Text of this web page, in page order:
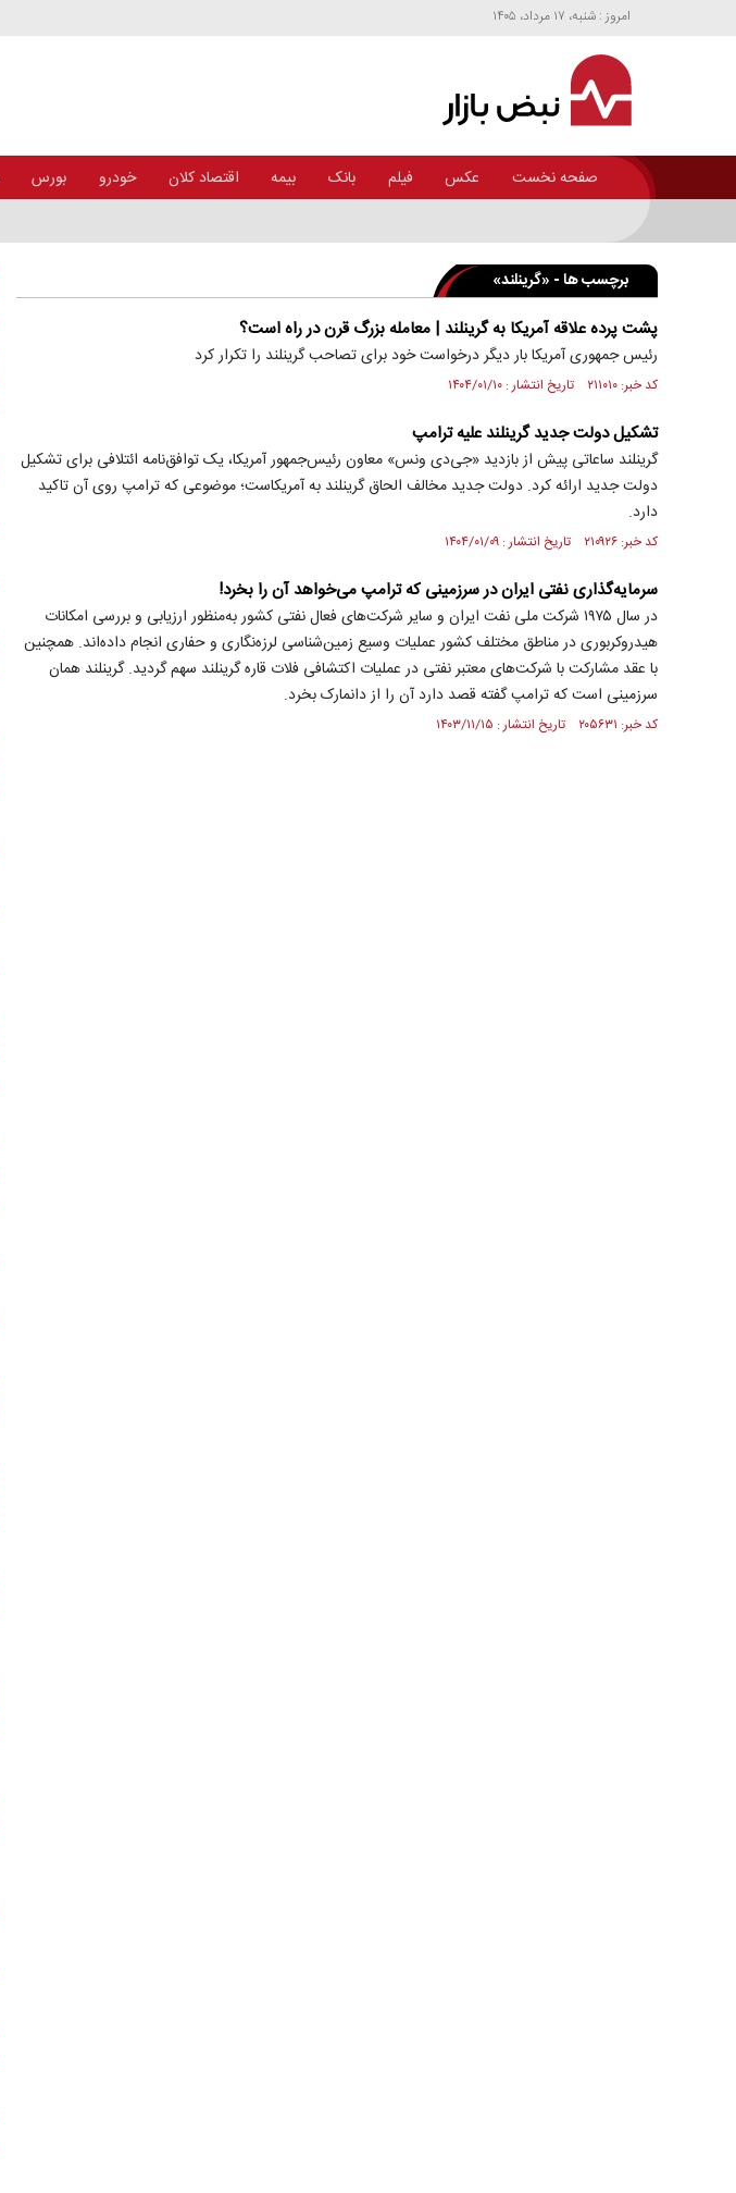
امروز : شنبه، ۱۷ مرداد، ۱۴۰۵
صفحه نخست عکس فیلم بانک بیمه اقتصاد کلان خودرو بورس
برچسب ها - «گرینلند»
پشت پرده علاقه آمریکا به گرینلند | معامله بزرگ قرن در راه است؟
رئیس جمهوری آمریکا بار دیگر درخواست خود برای تصاحب گرینلند را تکرار کرد
کد خبر: ۲۱۱۰۱۰ تاریخ انتشار : ۱۴۰۴/۰۱/۱۰
تشکیل دولت جدید گرینلند علیه ترامپ
گرینلند ساعاتی پیش از بازدید «جی‌دی ونس» معاون رئیس‌جمهور آمریکا، یک توافق‌نامه ائتلافی برای تشکیل
دولت جدید ارائه کرد. دولت جدید مخالف الحاق گرینلند به آمریکاست؛ موضوعی که ترامپ روی آن تاکید
دارد.
کد خبر: ۲۱۰۹۲۶ تاریخ انتشار : ۱۴۰۴/۰۱/۰۹
سرمایه‌گذاری نفتی ایران در سرزمینی که ترامپ می‌خواهد آن را بخرد!
در سال ۱۹۷۵ شرکت ملی نفت ایران و سایر شرکت‌های فعال نفتی کشور به‌منظور ارزیابی و بررسی امکانات
هیدروکربوری در مناطق مختلف کشور عملیات وسیع زمین‌شناسی لرزه‌نگاری و حفاری انجام داده‌اند. همچنین
با عقد مشارکت با شرکت‌های معتبر نفتی در عملیات اکتشافی فلات قاره گرینلند سهم گردید. گرینلند همان
سرزمینی است که ترامپ گفته قصد دارد آن را از دانمارک بخرد.
کد خبر: ۲۰۵۶۳۱ تاریخ انتشار : ۱۴۰۳/۱۱/۱۵